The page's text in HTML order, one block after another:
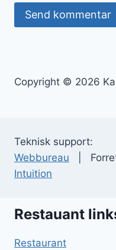
Copyright © 2026
Teknisk support:
Webbureau |
Intuition
Restauant
Restaurant